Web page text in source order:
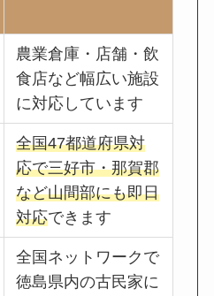
農業倉庫・店舗・飲
食店など幅広い施設
に対応しています
全国47都道府県対
応で三好市・那賀郡
など山間部にも即日
対応できます
全国ネットワークで
徳島県内の古民家に